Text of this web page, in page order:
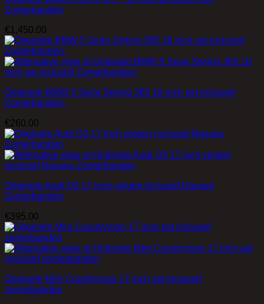
Zomerbanden
€1,450.00
Originele BMW 5 Serie Styling 365 18 inch set inclusief
Zomerbanden.
€260.00
Originele Audi Q3 17 inch velgen inclusief Nieuwe
Zomerbanden
€395.00
Originele Mini Countryman 17 inch set inclusief
zomerbanden